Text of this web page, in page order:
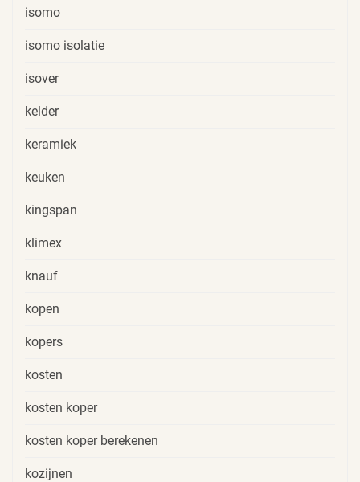
isomo
isomo isolatie
isover
kelder
keramiek
keuken
kingspan
klimex
knauf
kopen
kopers
kosten
kosten koper
kosten koper berekenen
kozijnen